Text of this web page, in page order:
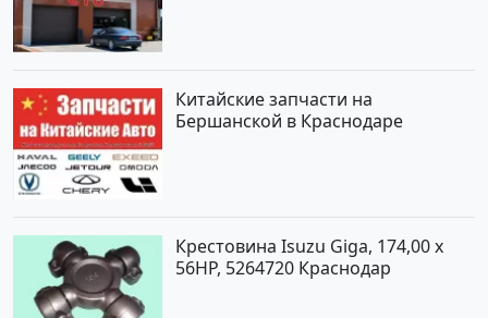
Китайские запчасти на
Бершанской в Краснодаре
Крестовина Isuzu Giga, 174,00 x
56HP, 5264720 Краснодар